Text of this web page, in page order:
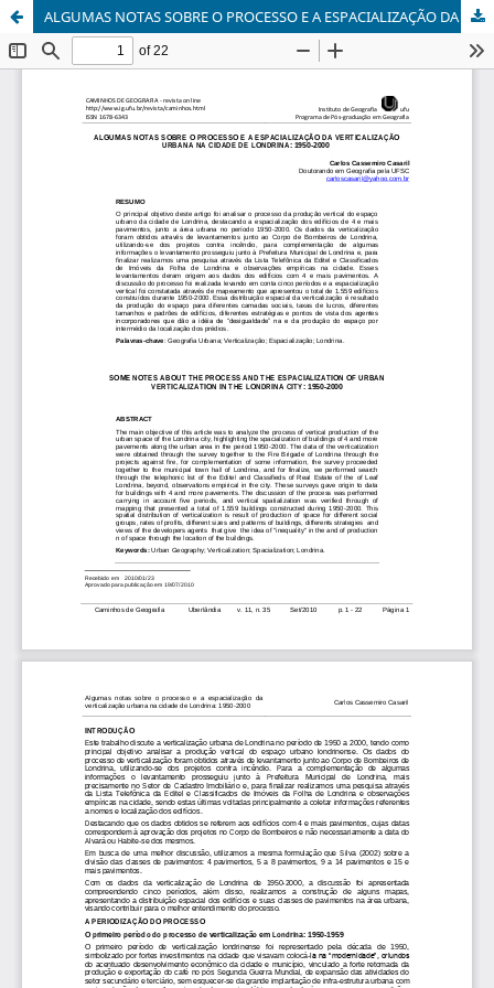
ALGUMAS NOTAS SOBRE O PROCESSO E A ESPACIALIZAÇÃO DA VERTICALIZAÇÃO URBANA NA CIDADE DE LONDRINA: 1950-2000